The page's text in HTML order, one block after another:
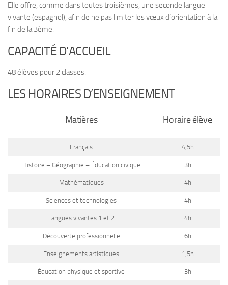
Elle offre, comme dans toutes troisièmes, une seconde langue
vivante (espagnol), afin de ne pas limiter les vœux d’orientation à la
fin de la 3ème.
CAPACITÉ D’ACCUEIL
48 élèves pour 2 classes.
LES HORAIRES D’ENSEIGNEMENT
Matières Horaire élève
Français 4,5h
Histoire – Géographie – Éducation civique 3h
Mathématiques 4h
Sciences et technologies 4h
Langues vivantes 1 et 2 4h
Découverte professionnelle 6h
Enseignements artistiques 1,5h
Éducation physique et sportive 3h